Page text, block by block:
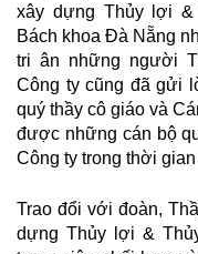
xây dựng Thủy lợi
Bách khoa Đà Nẵng
tri ân những người
Công ty cũng đã gửi
quý thầy cô giáo và
được những cán bộ
Công ty trong thời gian
Trao đổi với đoàn,
dựng Thủy lợi &